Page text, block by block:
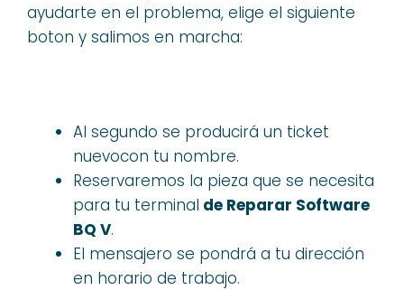
ayudarte en el problema, elige el siguiente
boton y salimos en marcha:
Al segundo se producirá un ticket
nuevocon tu nombre.
Reservaremos la pieza que se necesita
para tu terminal de Reparar Software
BQ V.
El mensajero se pondrá a tu dirección
en horario de trabajo.